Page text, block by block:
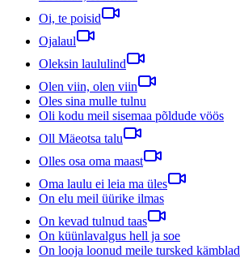
Oi, te poisid
Ojalaul
Oleksin laululind
Olen viin, olen viin
Oles sina mulle tulnu
Oli kodu meil sisemaa põldude vöös
Oll Mäeotsa talu
Olles osa oma maast
Oma laulu ei leia ma üles
On elu meil üürike ilmas
On kevad tulnud taas
On küünlavalgus hell ja soe
On looja loonud meile tursked kämblad